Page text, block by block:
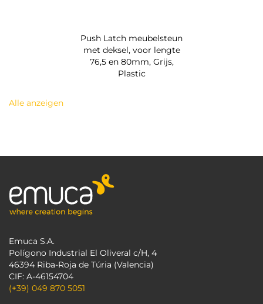
Push Latch meubelsteun
met deksel, voor lengte
76,5 en 80mm, Grijs,
Plastic
Alle anzeigen
Emuca S.A.
Polígono Industrial El Oliveral c/H, 4
46394 Riba-Roja de Túria (Valencia)
CIF: A-46154704
(+39) 049 870 5051